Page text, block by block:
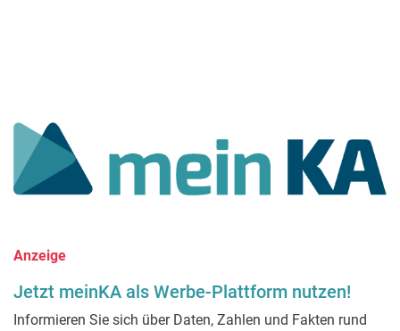
Anzeige
Jetzt meinKA als Werbe-Plattform nutzen!
Informieren Sie sich über Daten, Zahlen und Fakten rund